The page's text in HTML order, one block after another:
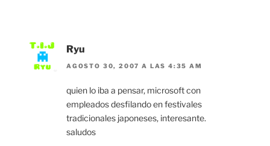
Ryu
AGOSTO 30, 2007 A LAS 4:35 AM
quien lo iba a pensar, microsoft con
empleados desfilando en festivales
tradicionales japoneses, interesante.
saludos